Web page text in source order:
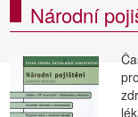
Národní